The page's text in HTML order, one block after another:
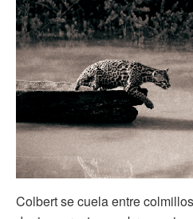
Colbert se cuela entre